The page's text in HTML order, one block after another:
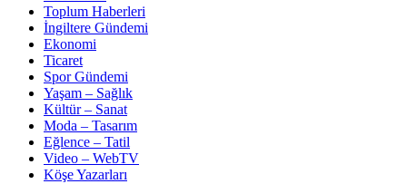
Toplum Haberleri
İngiltere Gündemi
Ekonomi
Ticaret
Spor Gündemi
Yaşam – Sağlık
Kültür – Sanat
Moda – Tasarım
Eğlence – Tatil
Video – WebTV
Köşe Yazarları